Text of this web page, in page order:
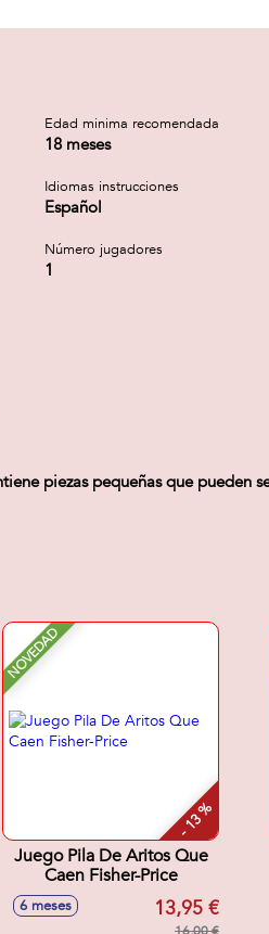
Edad minima recomendada
18 meses
Idiomas instrucciones
Español
Número jugadores
1
piezas pequeñas que
NOVEDAD
- 13 %
Juego Pila De Aritos Que
Caen Fisher-Price
6 meses 13,95 €